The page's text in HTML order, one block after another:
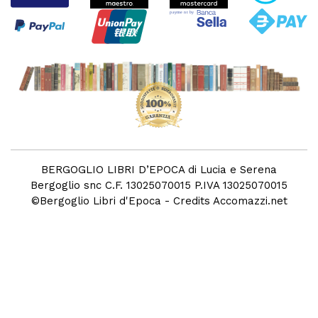
BERGOGLIO LIBRI D’EPOCA di Lucia e Serena
Bergoglio snc C.F. 13025070015 P.IVA 13025070015
©Bergoglio Libri d'Epoca - Credits Accomazzi.net